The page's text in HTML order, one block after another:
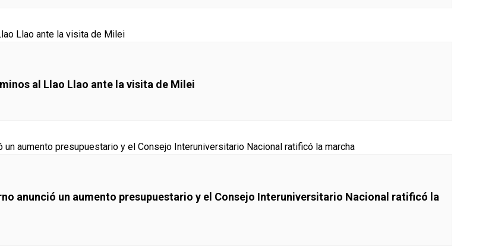
al Llao Llao ante la visita de Milei
anunció un aumento presupuestario y el Consejo Interuniversitario Nacional ratificó la